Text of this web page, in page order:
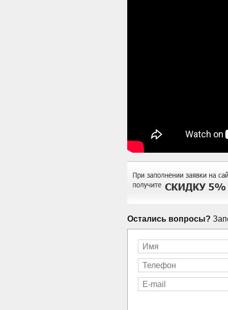
Остались вопросы?